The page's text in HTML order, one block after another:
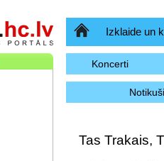
SākumlapaIzklaide un
Koncerti
Tas Trakais,